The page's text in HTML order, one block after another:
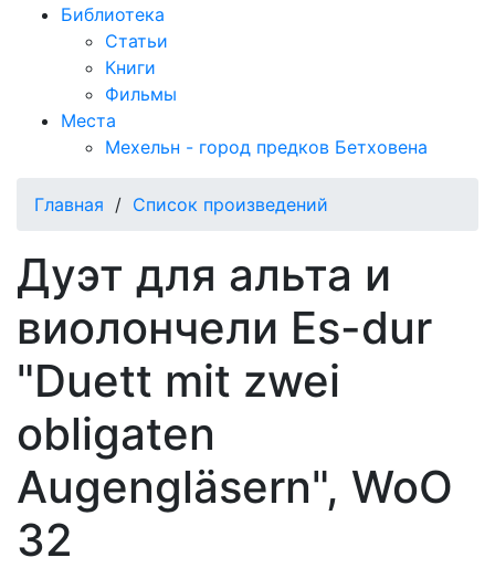
Библиотека
Статьи
Книги
Фильмы
Места
Мехельн - город предков Бетховена
Главная / Список произведений
Дуэт для альта и
виолончели Es-dur
"Duett mit zwei
obligaten
Augengläsern", WoO
32